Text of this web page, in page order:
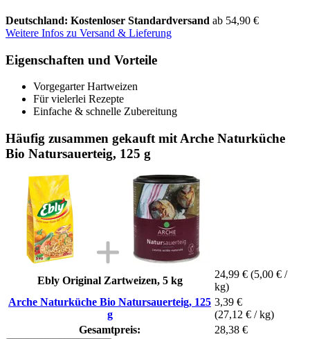
Deutschland: Kostenloser Standardversand ab 54,90 €
Weitere Infos zu Versand & Lieferung
Eigenschaften und Vorteile
Vorgegarter Hartweizen
Für vielerlei Rezepte
Einfache & schnelle Zubereitung
Häufig zusammen gekauft mit Arche Naturküche
Bio Natursauerteig, 125 g
Ebly Original Zartweizen, 5 kg
24,99 € (5,00 € /
kg)
Arche Naturküche Bio Natursauerteig, 125
g
3,39 €
(27,12 € / kg)
Gesamtpreis:
28,38 €